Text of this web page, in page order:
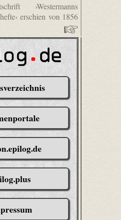
›Westermanns
erschien von 1856